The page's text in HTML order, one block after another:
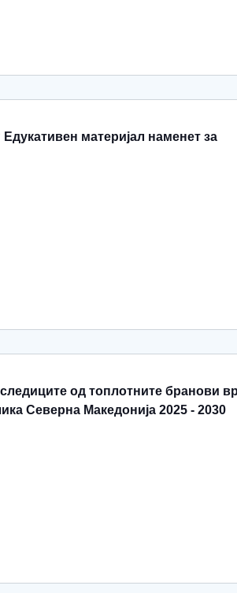
материјал наменет за
од топлотните бранови
Северна Македонија 2025 - 2030